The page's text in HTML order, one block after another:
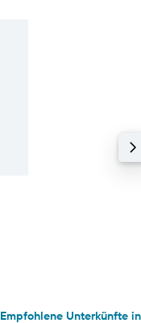
Empfohlene Unterkünfte in